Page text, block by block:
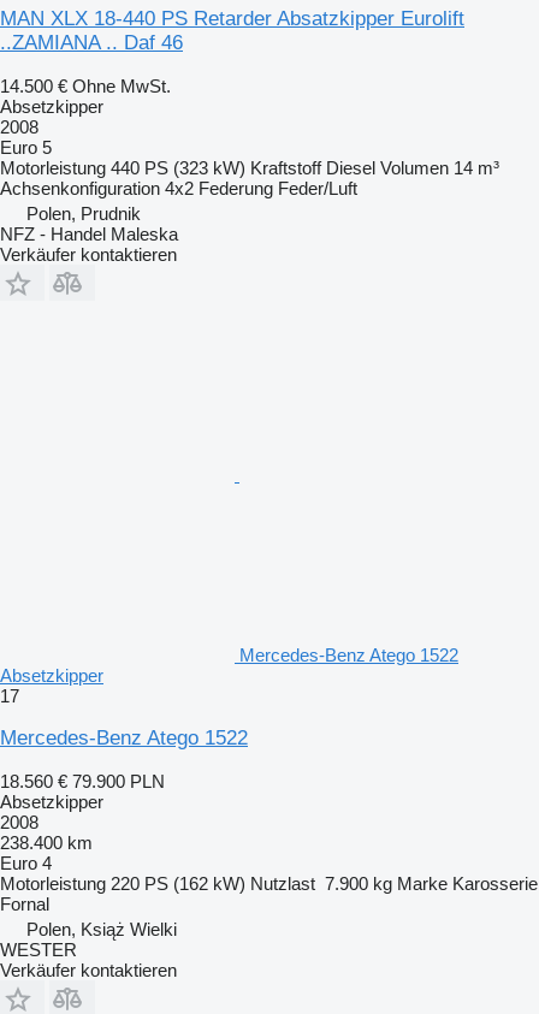
MAN XLX 18-440 PS Retarder Absatzkipper Eurolift
..ZAMIANA .. Daf 46
14.500 € Ohne MwSt.
Absetzkipper
2008
Euro 5
Motorleistung 440 PS (323 kW) Kraftstoff Diesel Volumen 14 m³
Achsenkonfiguration 4x2 Federung Feder/Luft
Polen, Prudnik
NFZ - Handel Maleska
Verkäufer kontaktieren
Mercedes-Benz Atego 1522
Absetzkipper
17
Mercedes-Benz Atego 1522
18.560 € 79.900 PLN
Absetzkipper
2008
238.400 km
Euro 4
Motorleistung 220 PS (162 kW) Nutzlast 7.900 kg Marke Karosserie
Fornal
Polen, Książ Wielki
WESTER
Verkäufer kontaktieren